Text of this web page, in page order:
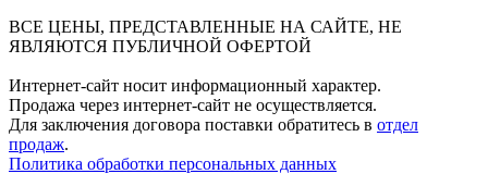
ВСЕ ЦЕНЫ, ПРЕДСТАВЛЕННЫЕ НА САЙТЕ, НЕ
ЯВЛЯЮТСЯ ПУБЛИЧНОЙ ОФЕРТОЙ
Интернет-сайт носит информационный характер.
Продажа через интернет-сайт не осуществляется.
Для заключения договора поставки обратитесь в отдел
продаж.
Политика обработки персональных данных